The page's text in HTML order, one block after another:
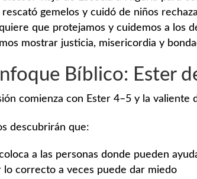
rescató gemelos y cuidó de niños
que protejamos y cuidemos a los
mostrar justicia, misericordia y
Bíblico: Ester
comienza con Ester 4–5 y la
descubrirán que:
a las personas donde pueden
lo correcto a veces puede dar miedo